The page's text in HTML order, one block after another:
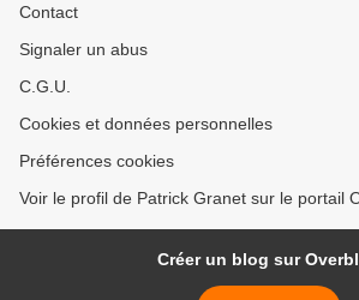
Contact
Signaler un abus
C.G.U.
Cookies et données personnelles
Préférences cookies
Voir le profil de Patrick Granet sur le portail
Créer un blog sur